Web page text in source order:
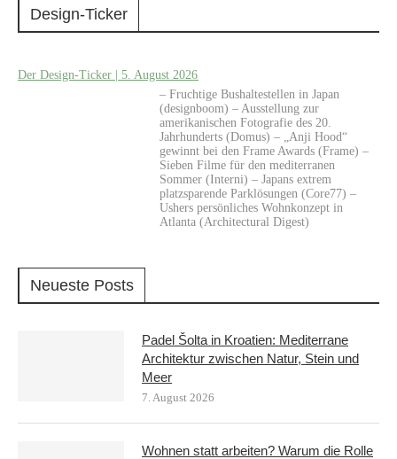
Design-Ticker
Der Design-Ticker | 5. August 2026
– Fruchtige Bushaltestellen in Japan
(designboom) – Ausstellung zur
amerikanischen Fotografie des 20.
Jahrhunderts (Domus) – „Anji Hood“
gewinnt bei den Frame Awards (Frame) –
Sieben Filme für den mediterranen
Sommer (Interni) – Japans extrem
platzsparende Parklösungen (Core77) –
Ushers persönliches Wohnkonzept in
Atlanta (Architectural Digest)
Neueste Posts
Padel Šolta in Kroatien: Mediterrane
Architektur zwischen Natur, Stein und
Meer
7. August 2026
Wohnen statt arbeiten? Warum die Rolle